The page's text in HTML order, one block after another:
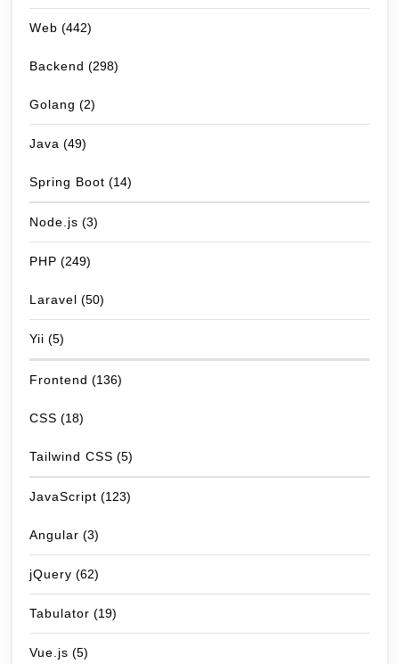
Web (442)
Backend (298)
Golang (2)
Java (49)
Spring Boot (14)
Node.js (3)
PHP (249)
Laravel (50)
Yii (5)
Frontend (136)
CSS (18)
Tailwind CSS (5)
JavaScript (123)
Angular (3)
jQuery (62)
Tabulator (19)
Vue.js (5)